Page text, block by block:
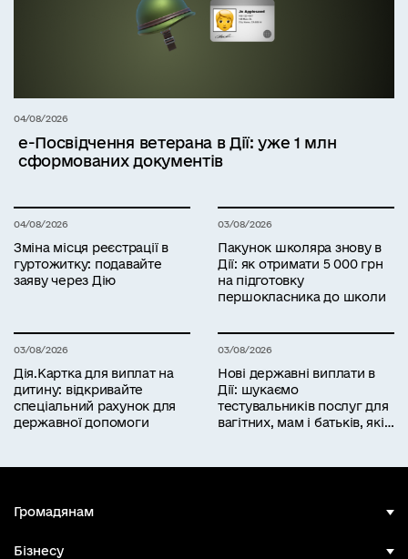
04/08/2026
е-Посвідчення ветерана в Дії: уже 1 млн
сформованих документів
04/08/2026
Зміна місця реєстрації в
гуртожитку: подавайте
заяву через Дію
03/08/2026
Пакунок школяра знову в
Дії: як отримати 5 000 грн
на підготовку
першокласника до школи
03/08/2026
Дія.Картка для виплат на
дитину: відкривайте
спеціальний рахунок для
державної допомоги
03/08/2026
Нові державні виплати в
Дії: шукаємо
тестувальників послуг для
вагітних, мам і батьків, які
Громадянам
Бізнесу